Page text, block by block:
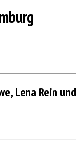
Lena Rein und